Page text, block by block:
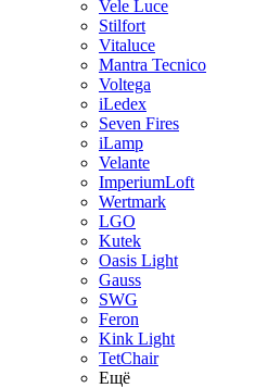
Vele Luce
Stilfort
Vitaluce
Mantra Tecnico
Voltega
iLedex
Seven Fires
iLamp
Velante
ImperiumLoft
Wertmark
LGO
Kutek
Oasis Light
Gauss
SWG
Feron
Kink Light
TetСhair
Ещё